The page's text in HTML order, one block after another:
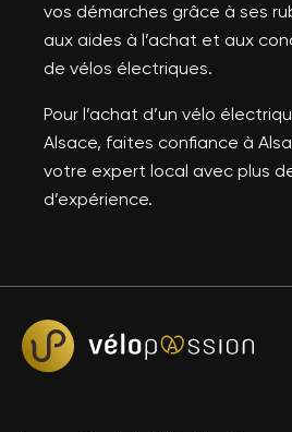
vos démarches grâce à ses
aux aides à l’achat et aux
de vélos électriques.
Pour l’achat d’un vélo
Alsace, faites confiance à
votre expert local avec plus
d’expérience.